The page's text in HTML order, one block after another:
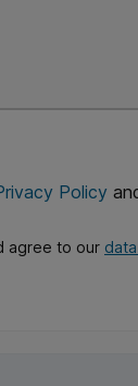
Policy
agree to our